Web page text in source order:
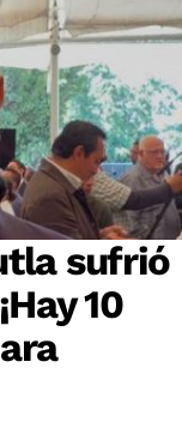
sufrió
10